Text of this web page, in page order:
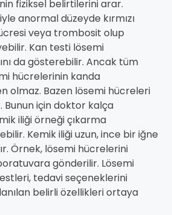
fiziksel belirtilerini arar.
anormal düzeyde kırmızı
veya trombosit olup
Kan testi lösemi
da gösterebilir. Ancak tüm
hücrelerinin kanda
olmaz. Bazen lösemi hücreleri
Bunun için doktor kalça
iliği örneği çıkarma
Kemik iliği uzun, ince bir iğne
Örnek, lösemi hücrelerini
gönderilir. Lösemi
tedavi seçeneklerini
belirli özellikleri ortaya